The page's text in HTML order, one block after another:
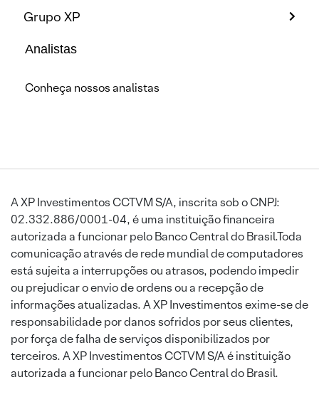
Grupo XP
Analistas
Conheça nossos analistas
A XP Investimentos CCTVM S/A, inscrita sob o CNPJ:
02.332.886/0001-04, é uma instituição financeira
autorizada a funcionar pelo Banco Central do Brasil.Toda
comunicação através de rede mundial de computadores
está sujeita a interrupções ou atrasos, podendo impedir
ou prejudicar o envio de ordens ou a recepção de
informações atualizadas. A XP Investimentos exime-se de
responsabilidade por danos sofridos por seus clientes,
por força de falha de serviços disponibilizados por
terceiros. A XP Investimentos CCTVM S/A é instituição
autorizada a funcionar pelo Banco Central do Brasil.